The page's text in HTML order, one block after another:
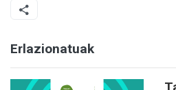
Erlazionatuak